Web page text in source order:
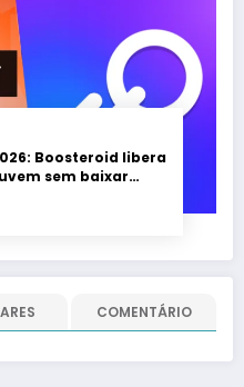
Boosteroid libera
sem baixar
COMENTÁRIO